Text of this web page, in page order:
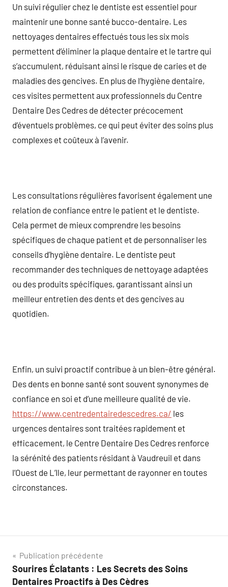
Un suivi régulier chez le dentiste est essentiel pour
maintenir une bonne santé bucco-dentaire. Les
nettoyages dentaires effectués tous les six mois
permettent d’éliminer la plaque dentaire et le tartre qui
s’accumulent, réduisant ainsi le risque de caries et de
maladies des gencives. En plus de l’hygiène dentaire,
ces visites permettent aux professionnels du Centre
Dentaire Des Cedres de détecter précocement
d’éventuels problèmes, ce qui peut éviter des soins plus
complexes et coûteux à l’avenir.
Les consultations régulières favorisent également une
relation de confiance entre le patient et le dentiste.
Cela permet de mieux comprendre les besoins
spécifiques de chaque patient et de personnaliser les
conseils d’hygiène dentaire. Le dentiste peut
recommander des techniques de nettoyage adaptées
ou des produits spécifiques, garantissant ainsi un
meilleur entretien des dents et des gencives au
quotidien.
Enfin, un suivi proactif contribue à un bien-être général.
Des dents en bonne santé sont souvent synonymes de
confiance en soi et d’une meilleure qualité de vie.
https://www.centredentairedescedres.ca/ les
urgences dentaires sont traitées rapidement et
efficacement, le Centre Dentaire Des Cedres renforce
la sérénité des patients résidant à Vaudreuil et dans
l’Ouest de L’Ile, leur permettant de rayonner en toutes
circonstances.
Navigation
de
Publication précédente
Sourires Éclatants : Les Secrets des Soins
Dentaires Proactifs à Des Cèdres